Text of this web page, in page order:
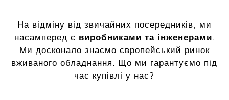
На відміну від звичайних посередників, ми
насамперед є виробниками та інженерами.
Ми досконало знаємо європейський ринок
вживаного обладнання. Що ми гарантуємо під
час купівлі у нас?